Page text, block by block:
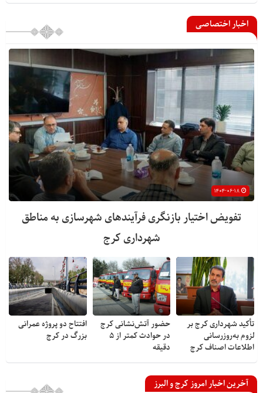
اخبار اختصاصی
تفویض اختیار بازنگری فرآیندهای شهرسازی به مناطق
شهرداری کرج
تأکید شهرداری کرج بر
لزوم به‌روزرسانی
اطلاعات اصناف کرج
حضور آتش‌نشانی کرج
در حوادث کمتر از ۵
دقیقه
افتتاح دو پروژه عمرانی
بزرگ در کرج
آخرین اخبار امروز کرج و البرز